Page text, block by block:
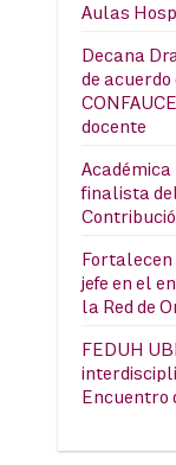
Aulas
Decana
de acuerdo
docente
finalista
Fortalecen
jefe en el
la Red de
FEDUH
Encuentro